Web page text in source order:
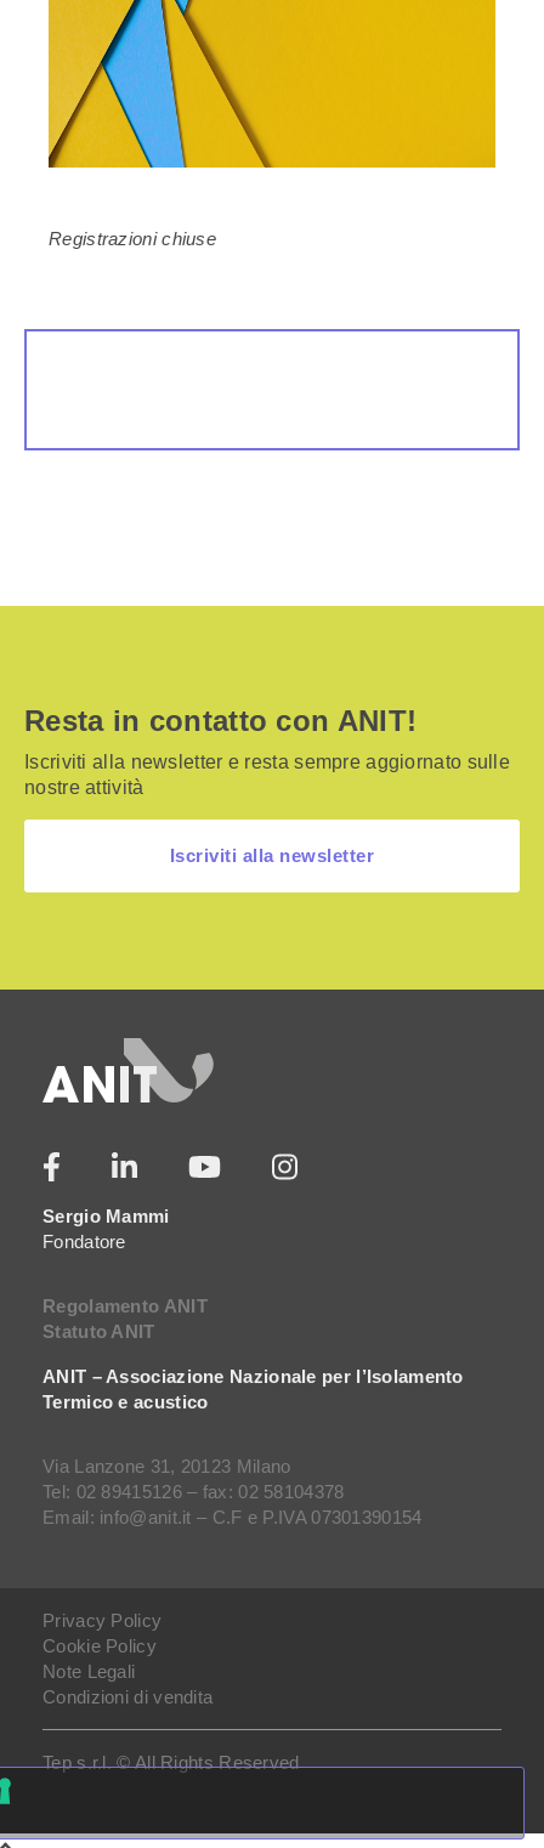
Registrazioni chiuse
Resta in contatto con ANIT!
Iscriviti alla newsletter e resta sempre aggiornato sulle
nostre attività
Iscriviti alla newsletter
Sergio Mammi
Fondatore
Regolamento ANIT
Statuto ANIT
ANIT – Associazione Nazionale per l’Isolamento
Termico e acustico
Via Lanzone 31, 20123 Milano
Tel: 02 89415126 – fax: 02 58104378
Email: info@anit.it – C.F e P.IVA 07301390154
Tep s.r.l. © All Rights Reserved
Privacy Policy
Cookie Policy
Note Legali
Condizioni di vendita